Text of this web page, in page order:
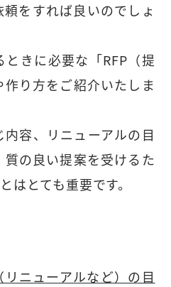
をすれば良いのでしょ
きに必要な「RFP（提
り方をご紹介いたしま
容、リニューアルの目
の良い提案を受けるた
はとても重要です。
リニューアルなど）の目